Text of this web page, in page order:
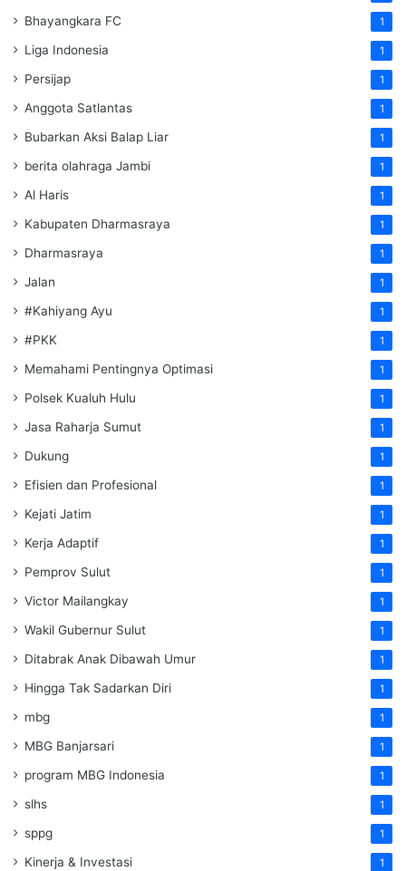
Bhayangkara FC 1
Liga Indonesia 1
Persijap 1
Anggota Satlantas 1
Bubarkan Aksi Balap Liar 1
berita olahraga Jambi 1
Al Haris 1
Kabupaten Dharmasraya 1
Dharmasraya 1
Jalan 1
#Kahiyang Ayu 1
#PKK 1
Memahami Pentingnya Optimasi 1
Polsek Kualuh Hulu 1
Jasa Raharja Sumut 1
Dukung 1
Efisien dan Profesional 1
Kejati Jatim 1
Kerja Adaptif 1
Pemprov Sulut 1
Victor Mailangkay 1
Wakil Gubernur Sulut 1
Ditabrak Anak Dibawah Umur 1
Hingga Tak Sadarkan Diri 1
mbg 1
MBG Banjarsari 1
program MBG Indonesia 1
slhs 1
sppg 1
Kinerja & Investasi 1